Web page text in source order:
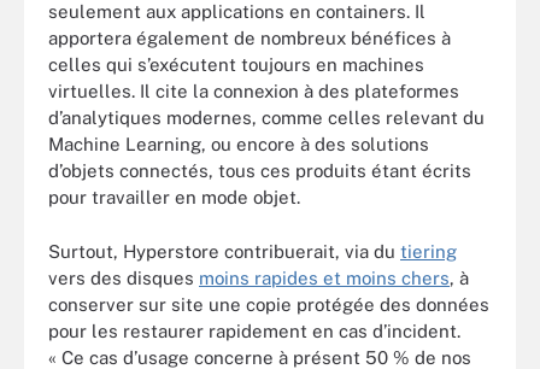
seulement aux applications en containers. Il
apportera également de nombreux bénéfices à
celles qui s’exécutent toujours en machines
virtuelles. Il cite la connexion à des plateformes
d’analytiques modernes, comme celles relevant du
Machine Learning, ou encore à des solutions
d’objets connectés, tous ces produits étant écrits
pour travailler en mode objet.
Surtout, Hyperstore contribuerait, via du tiering
vers des disques moins rapides et moins chers, à
conserver sur site une copie protégée des données
pour les restaurer rapidement en cas d’incident.
« Ce cas d’usage concerne à présent 50 % de nos